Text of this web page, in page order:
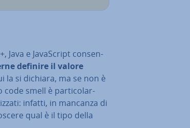
Java e Ja­va­Script con­sen­
definire il valore
la si dichiara, ma se non è
code smell è par­ti­co­lar­
infatti, in mancanza di
qual è il tipo della